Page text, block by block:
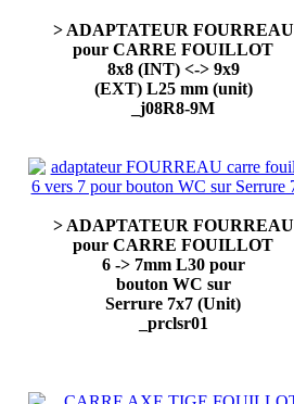
> ADAPTATEUR FOURREAU
pour CARRE FOUILLOT
8x8 (INT) <-> 9x9
(EXT) L25 mm (unit)
_j08R8-9M
> ADAPTATEUR FOURREAU
pour CARRE FOUILLOT
6 -> 7mm L30 pour
bouton WC sur
Serrure 7x7 (Unit)
_prclsr01